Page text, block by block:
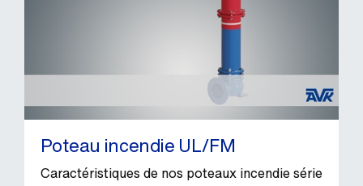
Poteau incendie UL/FM
Caractéristiques de nos poteaux incendie série